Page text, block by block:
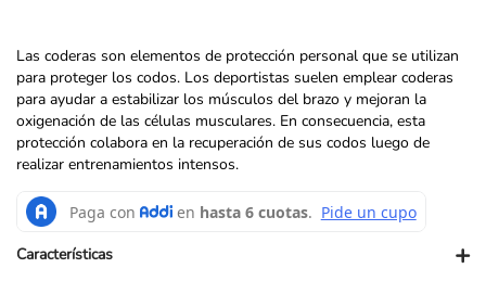
Las coderas son elementos de protección personal que se utilizan
para proteger los codos. Los deportistas suelen emplear coderas
para ayudar a estabilizar los músculos del brazo y mejoran la
oxigenación de las células musculares. En consecuencia, esta
protección colabora en la recuperación de sus codos luego de
realizar entrenamientos intensos.
Características +